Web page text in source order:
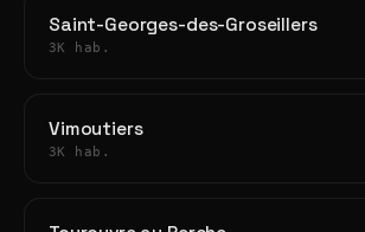
Saint-Georges-des-Groseillers
3K hab.
Vimoutiers
3K hab.